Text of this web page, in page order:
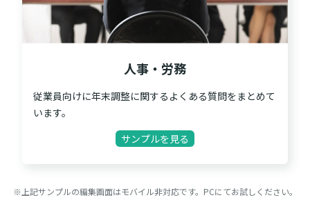
人事・労務
従業員向けに年末調整に関するよくある質問をまとめて
います。
サンプルを見る
※上記サンプルの編集画面はモバイル非対応です。PCにてお試しください。